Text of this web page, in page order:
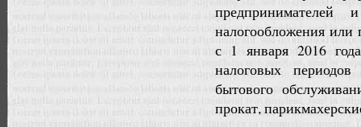
налогообложения или
с 1 января 2016
налоговых
бытового
прокат,